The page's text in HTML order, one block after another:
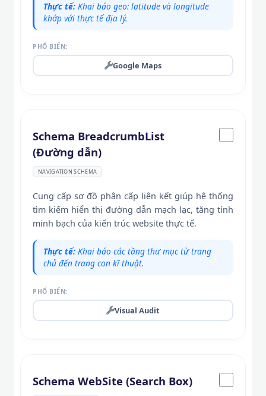
Thực tế: Khai báo geo: latitude và longitude
khớp với thực tế địa lý.
PHỔ BIẾN:
Google Maps
Schema BreadcrumbList
(Đường dẫn)
NAVIGATION SCHEMA
Cung cấp sơ đồ phân cấp liên kết giúp hệ thống
tìm kiếm hiển thị đường dẫn mạch lạc, tăng tính
minh bạch của kiến trúc website thực tế.
Thực tế: Khai báo các tầng thư mục từ trang
chủ đến trang con kĩ thuật.
PHỔ BIẾN:
Visual Audit
Schema WebSite (Search Box)